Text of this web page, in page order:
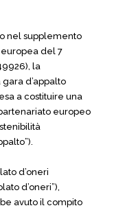
nel supplemento
del 7
la
d’appalto
a costituire una
europeo
d’oneri
d’oneri”),
avuto il compito